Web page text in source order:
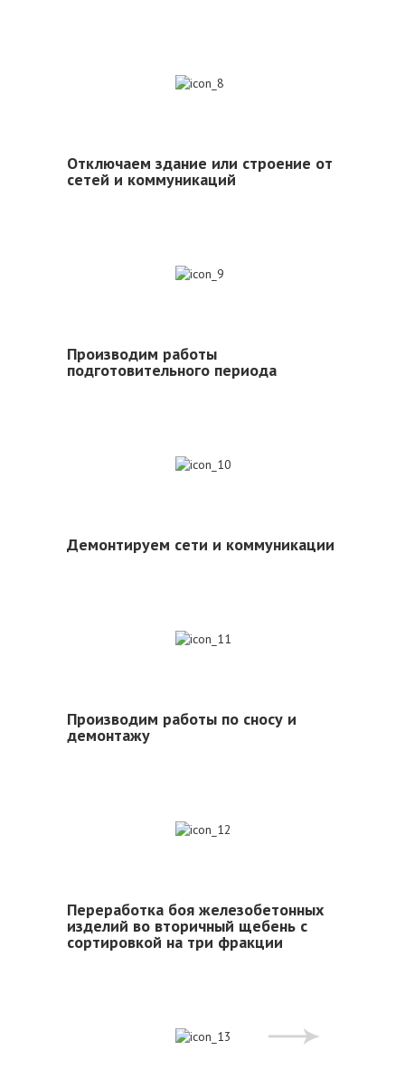
Отключаем здание или строение от
сетей и коммуникаций
Производим работы
подготовительного периода
Демонтируем сети и коммуникации
Производим работы по сносу и
демонтажу
Переработка боя железобетонных
изделий во вторичный щебень с
сортировкой на три фракции